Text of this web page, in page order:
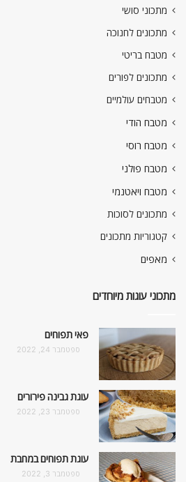
מתכוני סושי
מתכונים לחנוכה
מטבח בריטי
מתכונים לפורים
מטבחים עולמיים
מטבח הודי
מטבח רוסי
מטבח פולני
מטבח ויאטנמי
מתכונים לסוכות
קטגוריות מתכונים
מאפים
מתכוני עוגות מיוחדים
פאי תפוחים
ספטמבר 24, 2022
עוגת גבינה פירורים
ספטמבר 23, 2022
עוגת תפוחים במחבת
ספטמבר 3, 2022